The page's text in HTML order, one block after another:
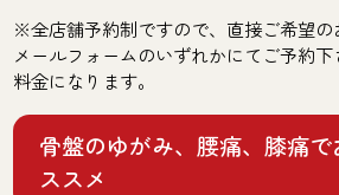
※全店舗予約制ですので、直接ご希望の
メールフォームのいずれかにてご予約
料金になります。
骨盤のゆがみ、腰痛、膝痛
ススメ